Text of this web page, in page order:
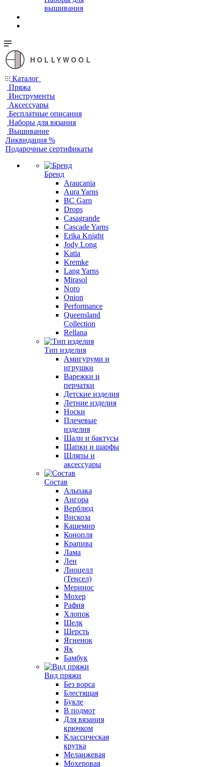
вышивания
HOLLYWOOL
Каталог
Пряжа
Инструменты
Аксессуары
Бесплатные описания
Наборы для вязания
Вышивание
Ликвидация %
Подарочные сертификаты
Бренд
Araucania
Aura Yarns
BC Garn
Drops
Casagrande
Cascade Yarns
Erika Knight
Jody Long
Katia
Kremke
Lang Yarns
Mirasol
Noro
Onion
Performance
Queensland
Collection
Rellana
Тип изделия
Амигуруми и
игрушки
Варежки и
перчатки
Детские изделия
Летние изделия
Носки
Плечевые
изделия
Шали и бактусы
Шапки и шарфы
Шляпы и
аксессуары
Состав
Альпака
Ангора
Верблюд
Вискоза
Кашемир
Конопля
Крапива
Лама
Лен
Лиоцелл
(Тенсел)
Меринос
Мохер
Рафия
Хлопок
Шелк
Шерсть
Ягненок
Як
Бамбук
Вид пряжи
Без ворса
Блестящая
Букле
В подмот
Для вязания
крючком
Классическая
крутка
Меланжевая
Мохеровая